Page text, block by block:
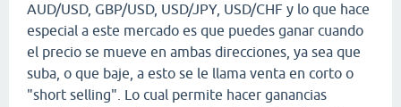
AUD/USD, GBP/USD, USD/JPY, USD/CHF y lo que hace
especial a este mercado es que puedes ganar cuando
el precio se mueve en ambas direcciones, ya sea que
suba, o que baje, a esto se le llama venta en corto o
"short selling". Lo cual permite hacer ganancias